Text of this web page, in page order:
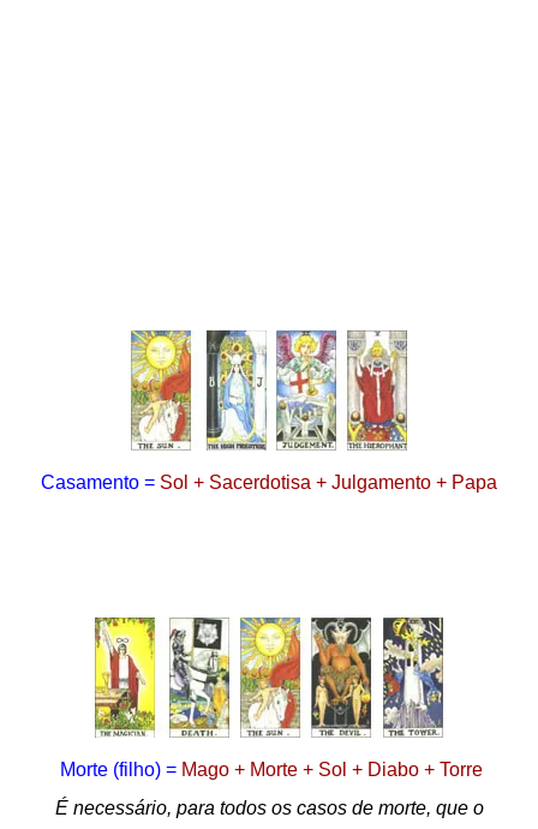
Casamento = Sol + Sacerdotisa + Julgamento + Papa
Morte (filho) = Mago + Morte + Sol + Diabo + Torre
É necessário, para todos os casos de morte, que o